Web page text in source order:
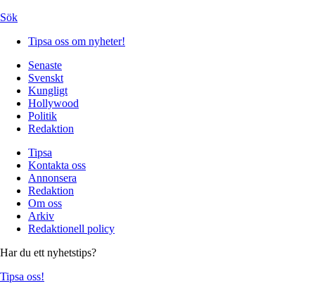
Sök
Tipsa oss om nyheter!
Senaste
Svenskt
Kungligt
Hollywood
Politik
Redaktion
Tipsa
Kontakta oss
Annonsera
Redaktion
Om oss
Arkiv
Redaktionell policy
Har du ett nyhetstips?
Tipsa oss!